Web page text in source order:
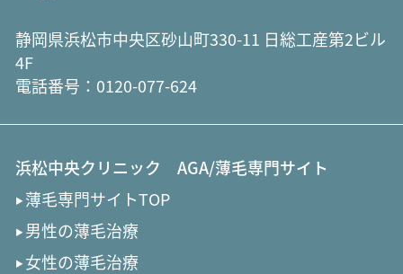
静岡県浜松市中央区砂山町330-11 日総工産第2ビル
4F
電話番号： 0120-077-624
浜松中央クリニック AGA/薄毛専門サイト
薄毛専門サイトTOP
男性の薄毛治療
女性の薄毛治療